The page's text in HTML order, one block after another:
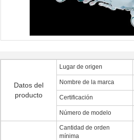
Datos del
producto
Lugar de origen
Nombre de la marca
Certificación
Número de modelo
Cantidad de orden
mínima